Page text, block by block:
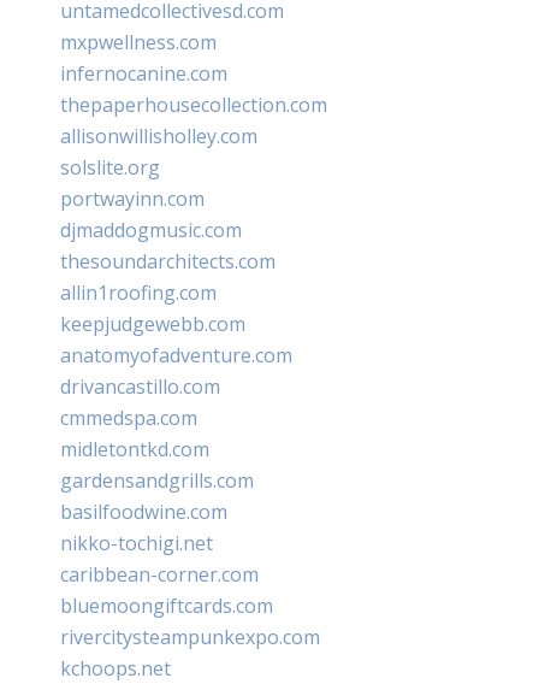
untamedcollectivesd.com
mxpwellness.com
infernocanine.com
thepaperhousecollection.com
allisonwillisholley.com
solslite.org
portwayinn.com
djmaddogmusic.com
thesoundarchitects.com
allin1roofing.com
keepjudgewebb.com
anatomyofadventure.com
drivancastillo.com
cmmedspa.com
midletontkd.com
gardensandgrills.com
basilfoodwine.com
nikko-tochigi.net
caribbean-corner.com
bluemoongiftcards.com
rivercitysteampunkexpo.com
kchoops.net